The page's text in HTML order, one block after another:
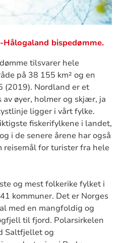
bispedømme.
tilsvarer hele
på 38 155 km² og en
(2019). Nordland er et
øyer, holmer og skjær, ja
ligger i vårt fylke.
fiskerifylkene i landet,
i de senere årene har også
reisemål for turister fra hele
og mest folkerike fylket i
kommuner. Det er Norges
med en mangfoldig og
til fjord. Polarsirkelen
Saltfjellet og